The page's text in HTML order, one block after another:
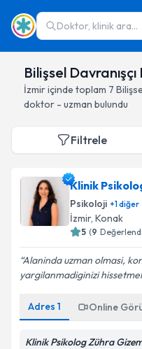
Doktor, klinik ara...
Bilişsel
İzmiriçinde toplam 7
doktor - uzman bulundu
Filtrele
Klinik
Psikoloji +1diğer
İzmir, Konak
5 (9
Alaninda uzman olmasi,
yargilanmadiginizi
Adres 1 Online
Klinik Psikolog Zühra